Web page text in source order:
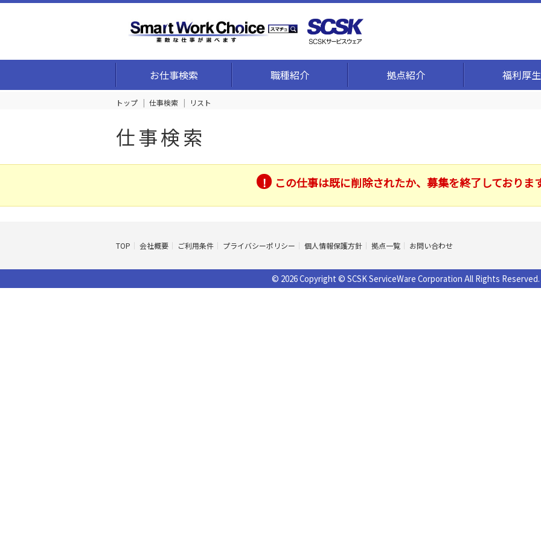
お仕事検索 職種紹介 拠点紹介 福利厚生
トップ 仕事検索 リスト
仕事検索
この仕事は既に削除されたか、募集を終了しておりま
TOP 会社概要 ご利用条件 プライバシーポリシー 個人情報保護方針 拠点一覧 お問い合わせ
© 2026 Copyright © SCSK ServiceWare Corporation All Rights Reserved.